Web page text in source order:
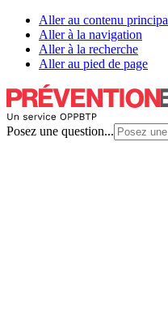
Aller au contenu
Aller à la navigation
Aller à la recherche
Aller au pied de page
Posez une question...